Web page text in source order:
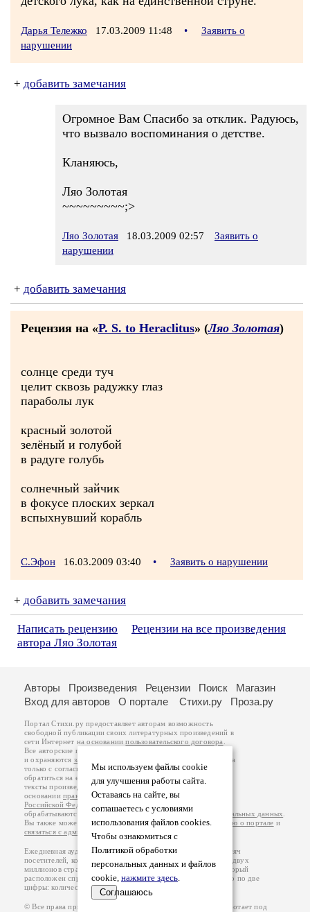
Дарья Тележко 17.03.2009 11:48 •
Заявить о
нарушении
+ добавить замечания
Огромное Вам Спасибо за отклик. Радуюсь,
что вызвало воспоминания о детстве.
Кланяюсь,
Ляо Золотая
~~~~~~~~~;>
Ляо Золотая 18.03.2009 02:57
Заявить о
нарушении
+ добавить замечания
Рецензия на «P. S. to Heraclitus» (Ляо Золотая)
солнце среди туч
целит сквозь радужку глаз
параболы лук
красный золотой
зелёный и голубой
в радуге голубь
солнечный зайчик
в фокусе плоских зеркал
вспыхнувший корабль
С.Эфон 16.03.2009 03:40 • Заявить о нарушении
+ добавить замечания
Написать рецензию
Рецензии на все произведения
автора Ляо Золотая
Мы используем файлы cookie
для улучшения работы сайта.
Оставаясь на сайте, вы
соглашаетесь с условиями
использования файлов cookies.
Чтобы ознакомиться с
Политикой обработки
персональных данных и файлов
cookie, нажмите здесь.
Соглашаюсь
Авторы Произведения Рецензии Поиск
Магазин
Вход для авторов
О портале Стихи.ру Проза.ру
Портал Стихи.ру предоставляет авторам возможность
свободной публикации своих литературных произведений в
сети Интернет на основаниипользовательского договора
Все авторские права на произведения принадлежат авторам
и охраняются законом
. Перепечатка произведений возможна
только с согласия его автора, к которому вы можете
обратиться на его авторской странице. Ответственность за
тексты произведений авторы несут самостоятельно на
основанииправил публикацииизаконодательства
Российской Федерации
обрабатываются на основанииПолитики обработки персональных данных
Вы также можете посмотреть более подробнуюинформацию о портале и
связаться с администрацией
Ежедневная аудитория портала Стихи.ру – порядка 200 тысяч
посетителей, которые в общей сумме просматривают более двух
миллионов страниц по данным счетчика посещаемости, который
расположен справа от этого текста. В каждой графе указано по две
цифры: количество просмотров и количество посетителей.
© Все права принадлежат авторам, 2000-2026. Портал работает под